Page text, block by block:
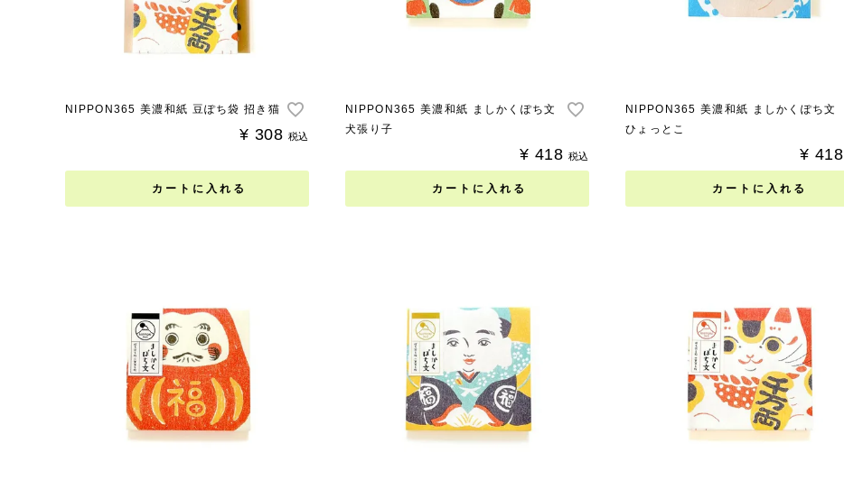
NIPPON365 美濃和紙 豆ぽち袋 招き猫
カートに入れる
¥ 308 税込
NIPPON365 美濃和紙 ましかくぽち文
犬張り子
カートに入れる
¥ 418 税込
NIPPON365 美濃和紙 ましかくぽち文
ひょっとこ
カートに入れる
¥ 418